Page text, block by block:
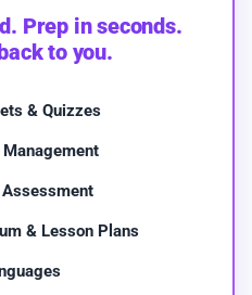
Prep in seconds.
to you.
& Quizzes
& Lesson Plans